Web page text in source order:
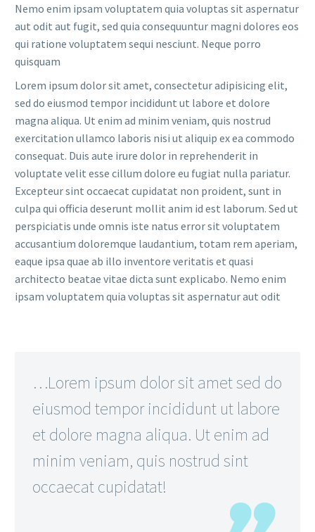
Nemo enim ipsam voluptatem quia voluptas sit aspernatur
aut odit aut fugit, sed quia consequuntur magni dolores eos
qui ratione voluptatem sequi nesciunt. Neque porro
quisquam
Lorem ipsum dolor sit amet, consectetur adipisicing elit,
sed do eiusmod tempor incididunt ut labore et dolore
magna aliqua. Ut enim ad minim veniam, quis nostrud
exercitation ullamco laboris nisi ut aliquip ex ea commodo
consequat. Duis aute irure dolor in reprehenderit in
voluptate velit esse cillum dolore eu fugiat nulla pariatur.
Excepteur sint occaecat cupidatat non proident, sunt in
culpa qui officia deserunt mollit anim id est laborum. Sed ut
perspiciatis unde omnis iste natus error sit voluptatem
accusantium doloremque laudantium, totam rem aperiam,
eaque ipsa quae ab illo inventore veritatis et quasi
architecto beatae vitae dicta sunt explicabo. Nemo enim
ipsam voluptatem quia voluptas sit aspernatur aut odit
…Lorem ipsum dolor sit amet sed do
eiusmod tempor incididunt ut labore
et dolore magna aliqua. Ut enim ad
minim veniam, quis nostrud sint
occaecat cupidatat!